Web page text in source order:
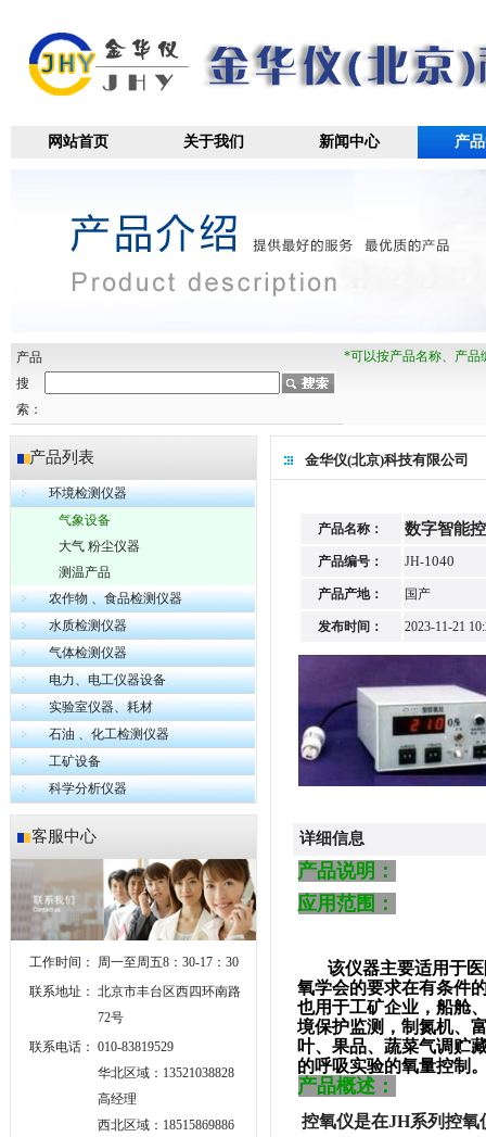
网站首页 关于我们 新闻中心 产
产品
搜
索：
*可以按产品名称、产品
产品列表
环境检测仪器
气象设备
大气 粉尘仪器
测温产品
农作物 、食品检测仪器
水质检测仪器
气体检测仪器
电力、电工仪器设备
实验室仪器、耗材
石油 、化工检测仪器
工矿设备
科学分析仪器
客服中心
工作时间：
周一至周五8：30-17：30
联系地址：
北京市丰台区西四环南路
72号
联系电话：
010-83819529
华北区域：13521038828
高经理
西北区域：18515869886
金华仪(北京)科技有限公司
产品名称： 数字智能
产品编号： JH-1040
产品产地： 国产
发布时间： 2023-11-21
详细信息
产品说明：
应用范围：
该仪器主要适用于医
氧学会的要求在有条件
也用于工矿企业，船舱
境保护监测，制氮机、
叶、果品、蔬菜气调贮
的呼吸实验的氧量控制
产品概述：
控氧仪是在JH系列控